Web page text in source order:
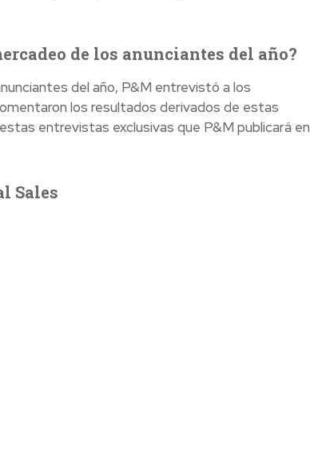
de los anunciantes del año?
del año, P&M entrevistó a los
los resultados derivados de estas
entrevistas exclusivas que P&M publicará en
Sales